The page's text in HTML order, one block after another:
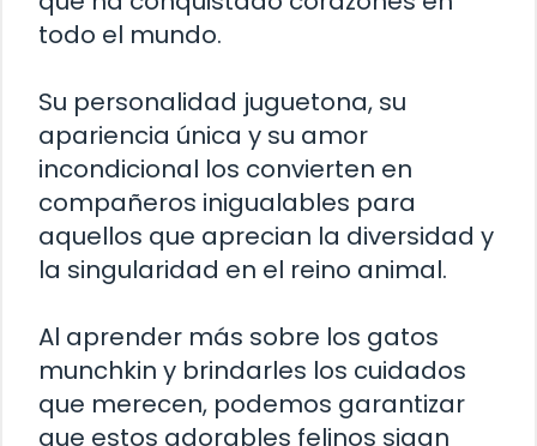
todo el mundo.
Su personalidad juguetona, su
apariencia única y su amor
incondicional los convierten en
compañeros inigualables para
aquellos que aprecian la diversidad y
la singularidad en el reino animal.
Al aprender más sobre los gatos
munchkin y brindarles los cuidados
que merecen, podemos garantizar
que estos adorables felinos sigan